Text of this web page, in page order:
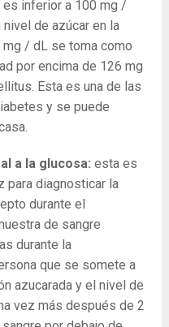
es inferior a 100 mg /
nivel de azúcar en la
mg / dL se toma como
por encima de 126 mg
Esta es una de las
y se puede
a la glucosa: esta es
para diagnosticar la
durante el
de sangre
durante la
que se somete a
azucarada y el nivel de
vez más después de 2